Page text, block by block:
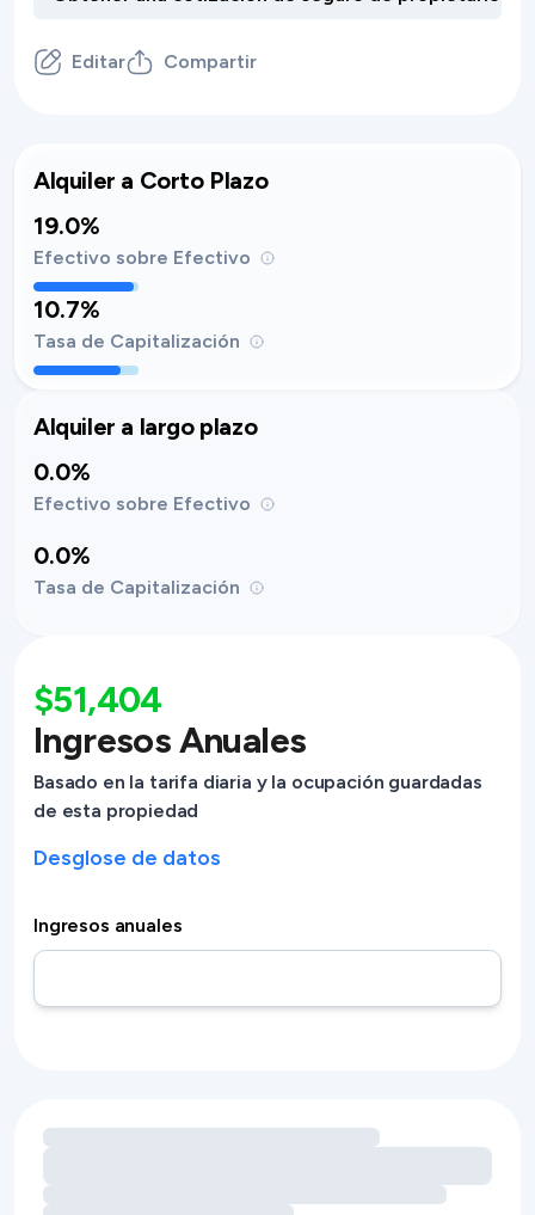
Editar Compartir
Alquiler a Corto Plazo
19.0%
Efectivo sobre Efectivo
10.7%
Tasa de Capitalización
Alquiler a largo plazo
0.0%
Efectivo sobre Efectivo
0.0%
Tasa de Capitalización
Ingresos anuales
$51,404
Ingresos Anuales
Basado en la tarifa diaria y la ocupación guardadas
de esta propiedad
Desglose de datos
Cargando oportunidades de ingresos por servicios